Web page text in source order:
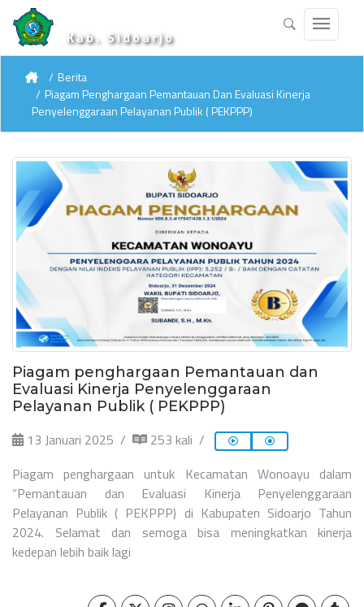
Kab. Sidoarjo
Berita
Piagam Penghargaan Pemantauan Dan Evaluasi Kinerja
Penyelenggaraan Pelayanan Publik ( PEKPPP)
Piagam penghargaan Pemantauan dan
Evaluasi Kinerja Penyelenggaraan
Pelayanan Publik ( PEKPPP)
13 Januari 2025
253 kali
Piagam penghargaan untuk Kecamatan Wonoayu dalam
“Pemantauan dan Evaluasi Kinerja Penyelenggaraan
Pelayanan Publik ( PEKPPP) di Kabupaten Sidoarjo Tahun
2024. Selamat dan semoga bisa meningkatkan kinerja
kedepan lebih baik lagi